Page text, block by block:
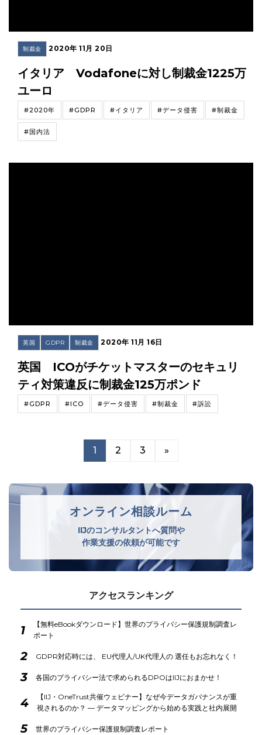
制裁金 2020年 11月 20日
イタリア Vodafoneに対し制裁金1225万
ユーロ
#2020年 #GDPR #イタリア #データ侵害 #制裁金
#国内法
英国 GDPR 制裁金 2020年 11月 16日
英国 ICOがチケットマスターのセキュリ
ティ対策違反に制裁金125万ポンド
#GDPR #ICO #データ侵害 #制裁金 #訴訟
1 2 3 »
オンライン相談ルーム
IIJのコンサルタントへ質問や
作業支援の依頼が可能です
アクセスランキング
1
【無料eBookダウンロード】世界のプライバシー保護規制調査レ
ポート
2 GDPR対応時には、 EU代理人/UK代理人の 選任もお忘れなく！
3 各国のプライバシー法で求められるDPOはIIJにおまかせ！
4
【IIJ・OneTrust共催ウェビナー】なぜ今データガバナンスが重
視されるのか？ ― データマッピングから始める実践と社内展開
5 世界のプライバシー保護規制調査レポート